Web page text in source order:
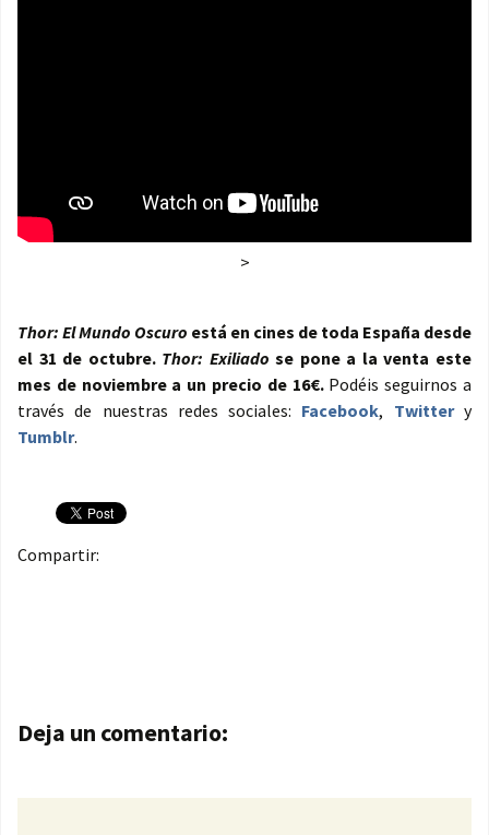
>
Thor: El Mundo Oscuro está en cines de toda España desde
el 31 de octubre. Thor: Exiliadose pone a la venta este
mes de noviembre a un precio de 16€.Podéis seguirnos a
través de nuestras redes sociales: Facebook, Twittery
Tumblr.
Compartir:
Navegación de entradas
Deja un comentario: